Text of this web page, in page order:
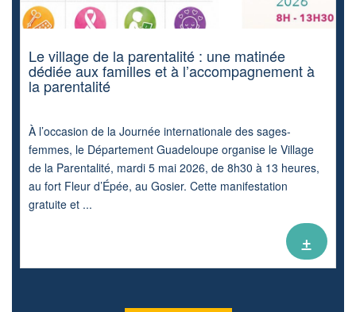
Le village de la parentalité : une matinée
dédiée aux familles et à l’accompagnement à
la parentalité
À l’occasion de la Journée internationale des sages-
femmes, le Département Guadeloupe organise le Village
de la Parentalité, mardi 5 mai 2026, de 8h30 à 13 heures,
au fort Fleur d’Épée, au Gosier. Cette manifestation
gratuite et ...
+